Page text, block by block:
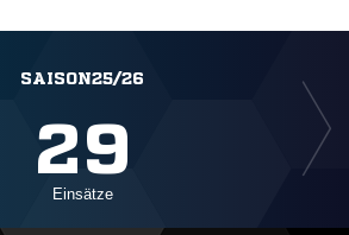
SAISON25/26
29
Einsätze